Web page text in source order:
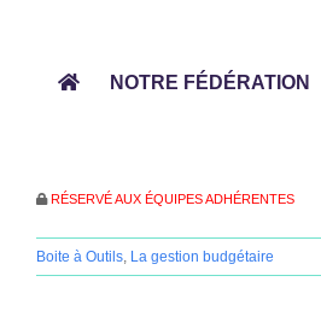
NOTRE FÉDÉRATION
RÉSERVÉ AUX ÉQUIPES ADHÉRENTES
Boite à Outils, La gestion budgétaire